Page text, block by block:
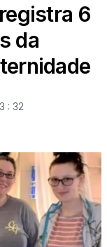
6
da
: 32